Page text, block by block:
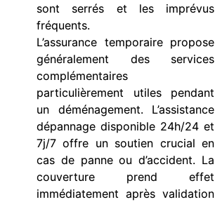
sont serrés et les imprévus
fréquents.
L’assurance temporaire propose
généralement des services
complémentaires
particulièrement utiles pendant
un déménagement. L’assistance
dépannage disponible 24h/24 et
7j/7 offre un soutien crucial en
cas de panne ou d’accident. La
couverture prend effet
immédiatement après validation